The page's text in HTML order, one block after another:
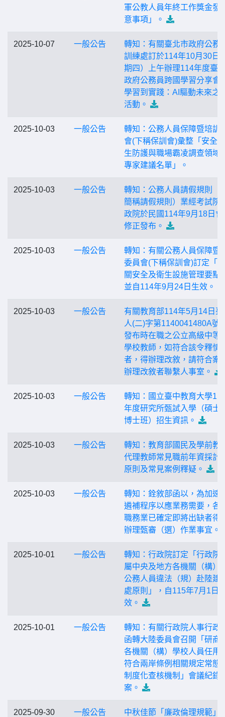
軍公教人員年終工作獎金發
意事項」。
2025-10-07 一般公告
轉知：有關臺北市政府公務
訓練處訂於114年10月30日
期四）上午辦理114年度臺
政府公務員跨國學習分享會
學習到實踐：AI驅動未來之
活動。
2025-10-03 一般公告
轉知：公務人員保障暨培訓
會(下稱保訓會)彙整「安全
生防護與職場霸凌調查領域
專家建議名單」。
2025-10-03 一般公告
轉知：公務人員請假規則（
簡稱請假規則）業經考試院
政院於民國114年9月18日會
修正發布。
2025-10-03 一般公告
轉知：有關公務人員保障暨
委員會(下稱保訓會)訂定「
關安全及衛生設施管理要點
並自114年9月24日生效。
2025-10-03 一般公告
有關教育部114年5月14日臺
人(二)字第1140041480A號
發布時在職之公立高級中等
學校教師，如符合該令釋情
者，得辦理改敘，請符合案
辦理改敘者聯繫人事室。
2025-10-03 一般公告
轉知：國立臺中教育大學
年度研究所甄試入學（碩士
博士班）招生資訊。
2025-10-03 一般公告
轉知：教育部國民及學前教
代理教師常見職前年資採計
原則及常見案例釋疑。
2025-10-03 一般公告
轉知：銓敘部函以，為加速
遴補程序以應業務需要，各
職務業已確定即將出缺者得
辦理甄審（選）作業事宜。
2025-10-01 一般公告
轉知：行政院訂定「行政院
屬中央及地方各機關（構）
公務人員違法（規）赴陸建
處原則」，自115年7月1日
效。
2025-10-01 一般公告
轉知：有關行政院人事行政
函轉大陸委員會召開「研商
各機關（構）學校人員任用
符合兩岸條例相關規定常態
制度化查核機制」會議紀錄
案。
2025-09-30 一般公告 中秋佳節「廉政倫理規範」